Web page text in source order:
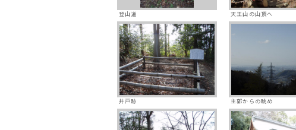
登山道 天王山の山頂へ
井戸跡 主郭からの眺め